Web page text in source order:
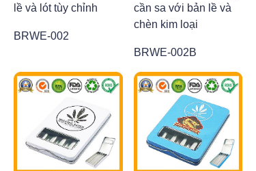
lề và lót tùy chỉnh
BRWE-002
cần sa với bản lề và
chèn kim loại
BRWE-002B